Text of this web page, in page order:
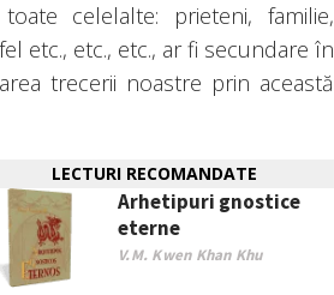
celelalte: prieteni, familie,
etc., etc., etc., ar fi secundare în
trecerii noastre prin această
LECTURI RECOMANDATE
Arhetipuri gnostice
eterne
V.M. Kwen Khan Khu